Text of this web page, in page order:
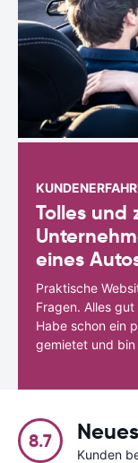
Tolles und
eines
Praktische
Fragen. Alles
Habe schon ein
gemietet und
8.7
Kunden